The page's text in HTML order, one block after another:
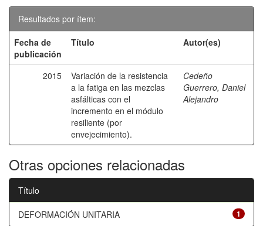
Resultados por ítem:
Fecha de
publicación
Título Autor(es)
2015
Variación de la resistencia
a la fatiga en las mezclas
asfálticas con el
incremento en el módulo
resiliente (por
envejecimiento).
Cedeño
Guerrero, Daniel
Alejandro
Otras opciones relacionadas
Título
1
DEFORMACIÓN UNITARIA